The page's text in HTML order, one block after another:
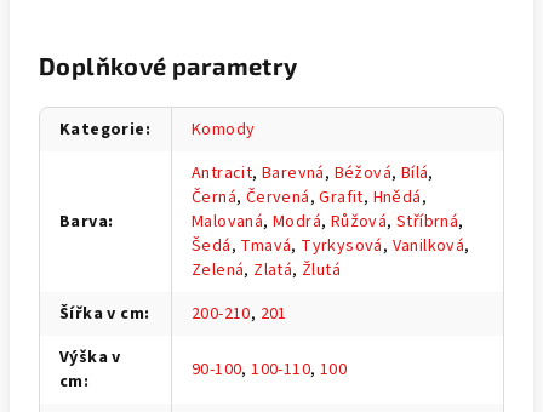
Doplňkové parametry
Kategorie: Komody
Barva:
Antracit,Barevná, Béžová, Bílá,
Černá, Červená,Grafit, Hnědá,
Malovaná,Modrá, Růžová,Stříbrná,
Šedá, Tmavá, Tyrkysová, Vanilková,
Zelená, Zlatá, Žlutá
Šířka v cm: 200-210, 201
Výška v
cm: 90-100,100-110, 100